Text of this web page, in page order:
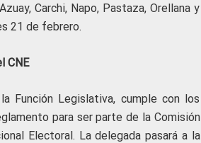
Carchi, Napo, Pastaza, Orellana y
21 de febrero.
CNE
Función Legislativa, cumple con los
para ser parte de la Comisión
Electoral. La delegada pasará a la